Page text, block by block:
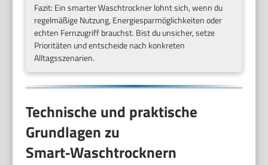
Fazit: Ein smarter Waschtrockner lohnt sich, wenn du
regelmäßige Nutzung, Energiesparmöglichkeiten oder
echten Fernzugriff brauchst. Bist du unsicher, setze
Prioritäten und entscheide nach konkreten
Alltagsszenarien.
Technische und praktische
Grundlagen zu
Smart‑Waschtrocknern